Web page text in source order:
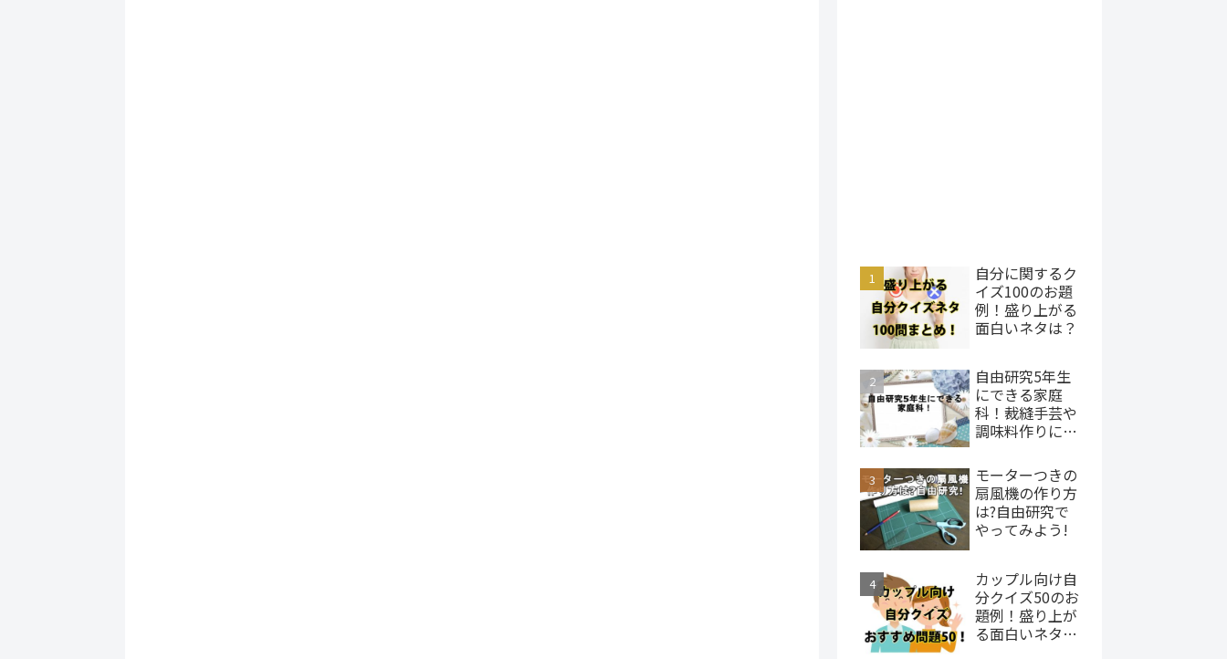
自分に関するク
イズ100のお題
例！盛り上がる
面白いネタは？
自由研究5年生
にできる家庭
科！裁縫手芸や
調味料作りにチ
モーターつきの
扇風機の作り方
は?自由研究で
やってみよう!
カップル向け自
分クイズ50のお
題例！盛り上が
る面白いネタ